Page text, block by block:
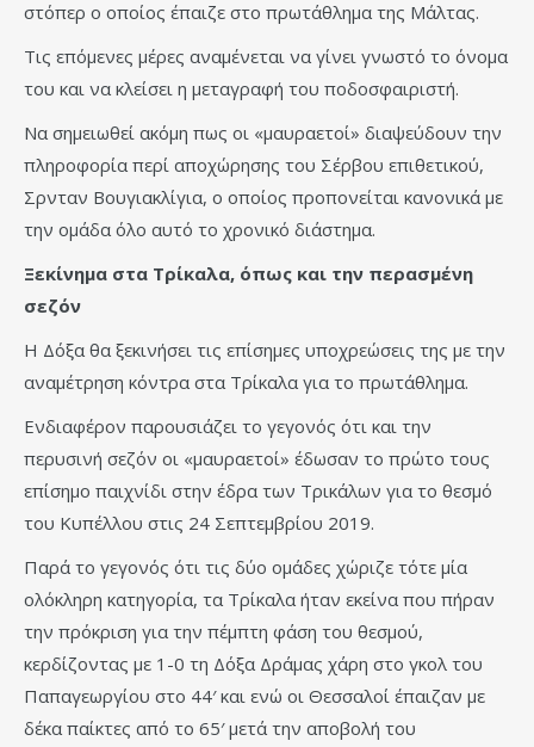
στόπερ ο οποίος έπαιζε στο πρωτάθλημα της Μάλτας.
Τις επόμενες μέρες αναμένεται να γίνει γνωστό το όνομα
του και να κλείσει η μεταγραφή του ποδοσφαιριστή.
Να σημειωθεί ακόμη πως οι «μαυραετοί» διαψεύδουν την
πληροφορία περί αποχώρησης του Σέρβου επιθετικού,
Σρνταν Βουγιακλίγια, ο οποίος προπονείται κανονικά με
την ομάδα όλο αυτό το χρονικό διάστημα.
Ξεκίνημα στα Τρίκαλα, όπως και την περασμένη
σεζόν
Η Δόξα θα ξεκινήσει τις επίσημες υποχρεώσεις της με την
αναμέτρηση κόντρα στα Τρίκαλα για το πρωτάθλημα.
Ενδιαφέρον παρουσιάζει το γεγονός ότι και την
περυσινή σεζόν οι «μαυραετοί» έδωσαν το πρώτο τους
επίσημο παιχνίδι στην έδρα των Τρικάλων για το θεσμό
του Κυπέλλου στις 24 Σεπτεμβρίου 2019.
Παρά το γεγονός ότι τις δύο ομάδες χώριζε τότε μία
ολόκληρη κατηγορία, τα Τρίκαλα ήταν εκείνα που πήραν
την πρόκριση για την πέμπτη φάση του θεσμού,
κερδίζοντας με 1-0 τη Δόξα Δράμας χάρη στο γκολ του
Παπαγεωργίου στο 44′ και ενώ οι Θεσσαλοί έπαιζαν με
δέκα παίκτες από το 65′ μετά την αποβολή του